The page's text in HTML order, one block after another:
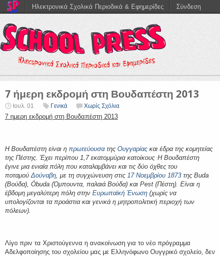
7 ήμερη εκδρομή στη Βουδαπέστη 2013
Ιουλ. 01 Γενικά Χωρίς Σχόλια
7 ημερη εκδρομή στη Βουδαπέστη 2013
Η Βουδαπέστη είναι η πρωτεύουσατης Ουγγαρίας και έδρα της κομητείας
της Πέστης. Έχει περίπου 1,7 εκατομμύρια κατοίκους Η Βουδαπέστη
έγινε μια ενιαία πόλη που καταλαμβάνει και τις δύο όχθες του
ποταμούΔούναβη, με τη συγχώνευση στις 17 Νοεμβρίου 1873 της Buda
(Βούδα), Óbuda (Όμπουντα, παλαιά Βούδα) και Pest (Πέστη). Είναι η
έβδομη μεγαλύτερη πόλη στην Ευρωπαϊκή Ένωση (χωρίς να
υπολογίζονται τα προάστια και γενικά η μητροπολιτική περιοχή των
πόλεων).
Λίγο πριν τα Χριστούγεννα η ανακοίνωση για το νέο πρόγραμμα
Αδελφοποίησης του σχολείου μας με Ελληνόφωνο Oυγγρικό σχολείο, δεν
Ηλεκτρονικά Σχολικά Περιοδικά & Εφημερίδες Σύνδεση